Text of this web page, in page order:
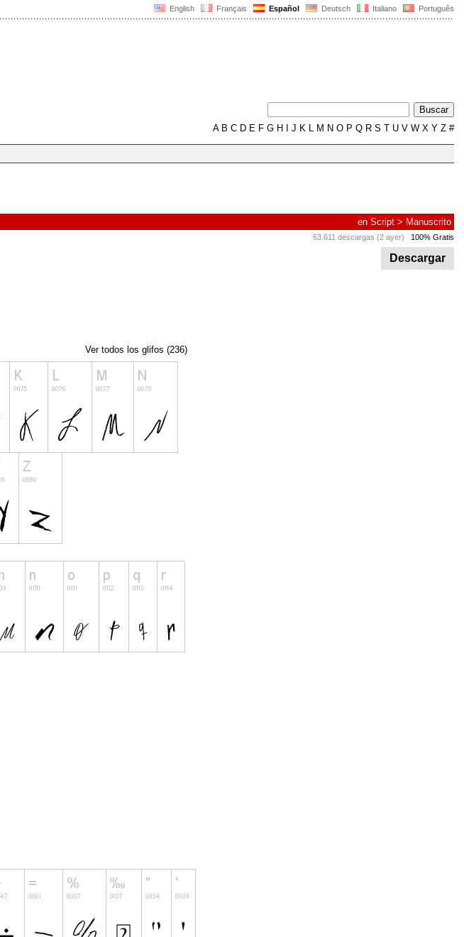
English Français Español Deutsch Italiano Português
AB C D E F G H J K L M N O P Q R S T U V W X Y Z #
en Script > Manuscrito
63.611 descargas (2 ayer) 100% Gratis
Descargar
Ver todos los glifos (236)